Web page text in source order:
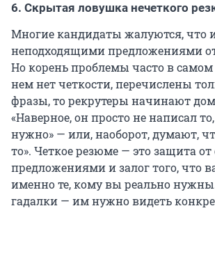
6. Скрытая ловушка нечеткого
Многие кандидаты жалуются, что
неподходящими предложениями
Но корень проблемы часто в
нем нет четкости, перечислены
фразы, то рекрутеры начинают
«Наверное, он просто не написал
нужно» — или, наоборот, думают,
то». Четкое резюме — это защита
предложениями и залог того, что
именно те, кому вы реально
гадалки — им нужно видеть